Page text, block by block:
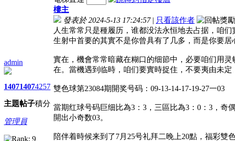
admin
1407
主題
1407
帖子
4257
積分
管理員
樓主
發表於 2024-5-13 17:24:57 | 只看該作者
人生常常只是種履历，谁都没法永恒地去占据，咱
生射中首要的其實不是你曾具有了几多，而是你要
實在，機會常常暗藏在糊口的细節中，必要咱们用
在。當機遇到临時，咱们要實時捉住，不要夷由未
雙色球第23084期開奖号码：09-13-14-17-19-27一03
當期红球号码巨细比為3：3，三區比為3：0：3，奇
開出小奇数03。
陪伴着時候来到了7月25号礼拜二晚上20點，福彩